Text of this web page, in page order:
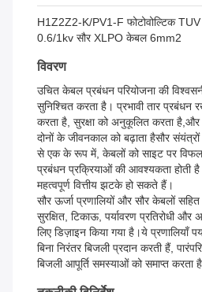
H1Z2Z2-K/PV1-F फोटोवोल्टिक
0.6/1kv सौर XLPO केबल 6mm2
विवरण
उचित केबल प्रबंधन परियोजना की
सुनिश्चित करता है। प्रभावी तार
करता है, सुरक्षा को अनुकूलित करता
दोनों के जीवनकाल को बढ़ाता हैसौर
से एक के रूप में, केबलों को साइट पर
प्रबंधन प्रक्रियाओं की आवश्यकता होती
महत्वपूर्ण वित्तीय झटके हो सकते हैं।
सौर ऊर्जा प्रणालियों और सौर केबलों
सुरक्षित, टिकाऊ, पर्यावरण प्रतिरोधी
लिए डिज़ाइन किया गया है।ये प्रणालियाँ
बिना निरंतर बिजली प्रदान करती हैं,
बिजली आपूर्ति समस्याओं को समाप्त करता